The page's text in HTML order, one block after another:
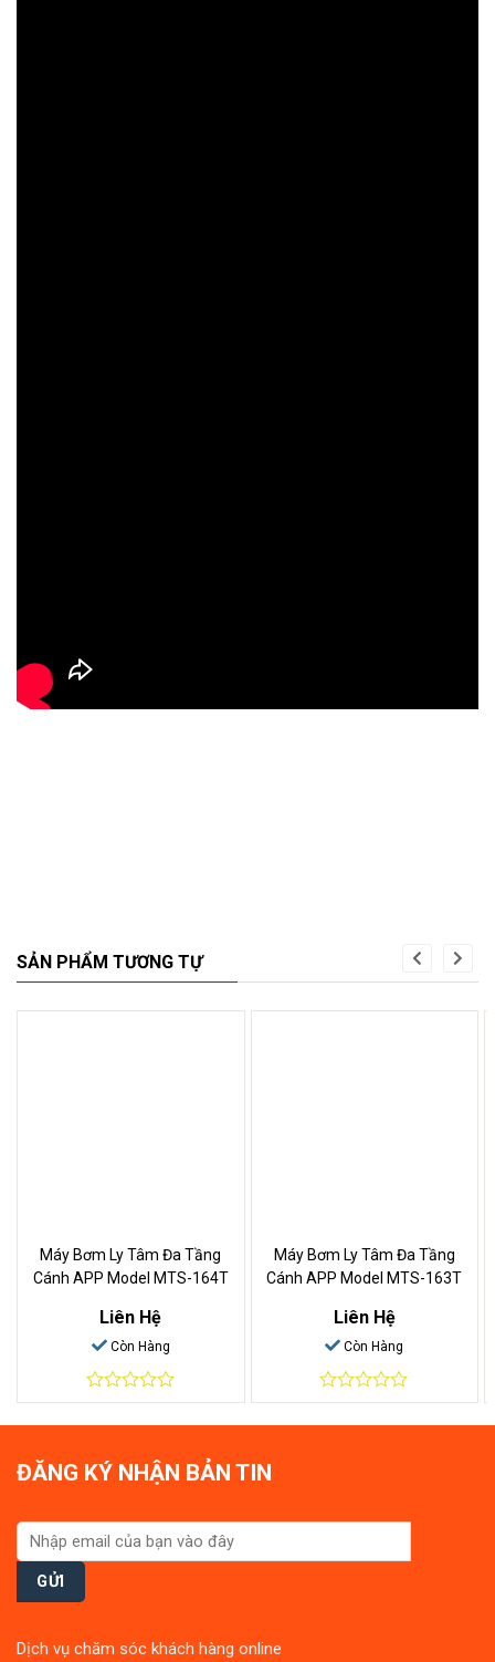
SẢN PHẨM TƯƠNG TỰ
Máy Bơm Ly Tâm Đa Tầng
Cánh APP Model MTS-164T
Liên Hệ
Còn Hàng
0
out
Máy Bơm Ly Tâm Đa Tầng
Cánh APP Model MTS-163T
Liên Hệ
Còn Hàng
0
out
ĐĂNG KÝ NHẬN BẢN TIN
Dịch vụ chăm sóc khách hàng online